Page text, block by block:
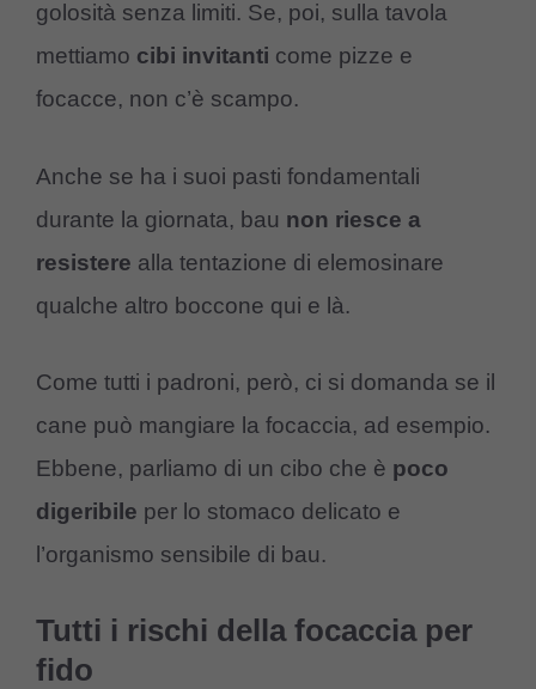
golosità senza limiti. Se, poi, sulla tavola
mettiamo cibi invitanti come pizze e
focacce, non c’è scampo.
Anche se ha i suoi pasti fondamentali
durante la giornata, bau non riesce a
resistere alla tentazione di elemosinare
qualche altro boccone qui e là.
Come tutti i padroni, però, ci si domanda se il
cane può mangiare la focaccia, ad esempio.
Ebbene, parliamo di un cibo che è poco
digeribile per lo stomaco delicato e
l’organismo sensibile di bau.
Tutti i rischi della focaccia per
fido